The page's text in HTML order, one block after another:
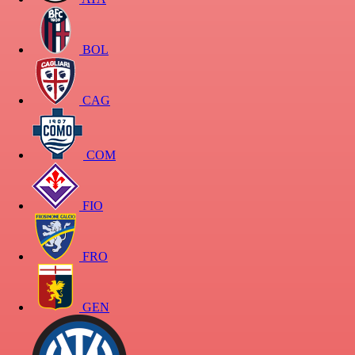
BOL
CAG
COM
FIO
FRO
GEN